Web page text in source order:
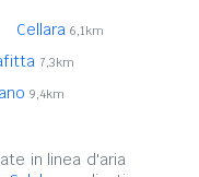
Cellara 6,1km
7,3km
9,4km
in linea d'aria